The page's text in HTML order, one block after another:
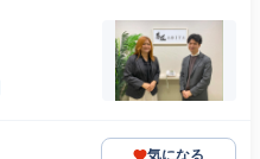
気になる